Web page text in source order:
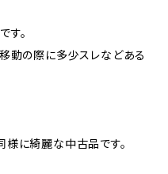
す。
動の際に多少スレなどある
に綺麗な中古品です。